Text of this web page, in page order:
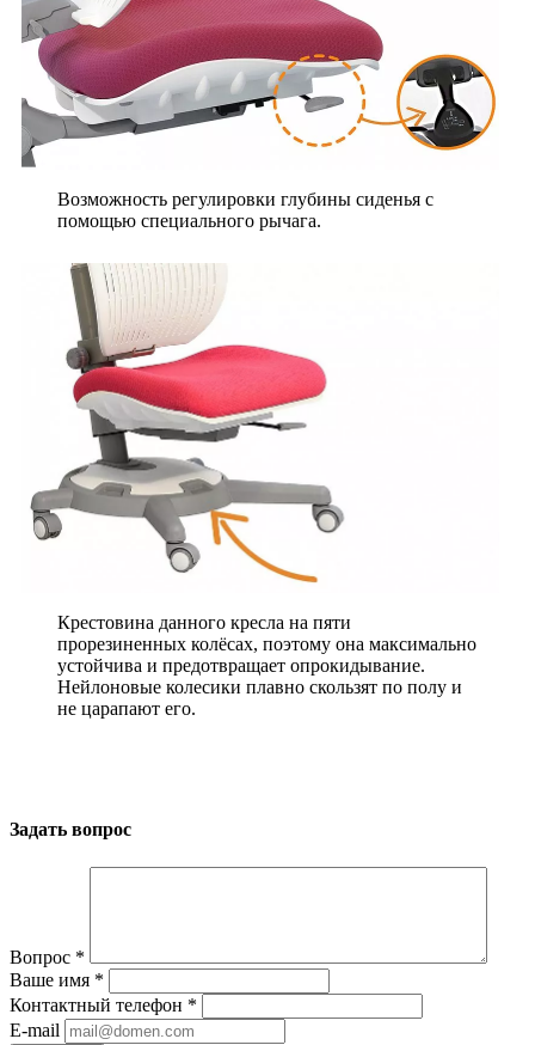
Возможность регулировки глубины сиденья с
помощью специального рычага.
Крестовина данного кресла на пяти
прорезиненных колёсах, поэтому она максимально
устойчива и предотвращает опрокидывание.
Нейлоновые колесики плавно скользят по полу и
не царапают его.
Задать вопрос
Вопрос *
Ваше имя *
Контактный телефон *
E-mail